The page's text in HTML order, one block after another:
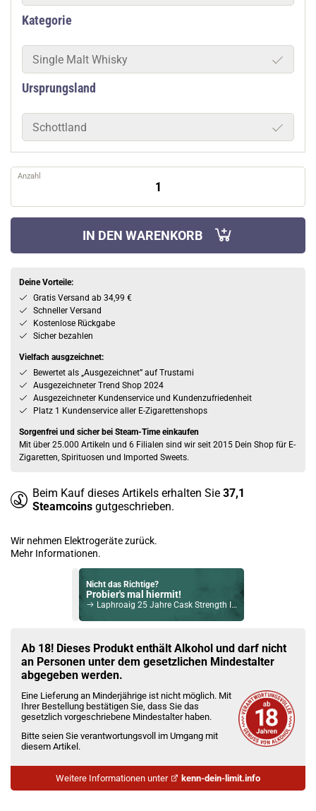
Kategorie
Single Malt Whisky
Ursprungsland
Schottland
Anzahl
IN DEN WARENKORB
Deine Vorteile:
Gratis Versand ab 34,99 €
Schneller Versand
Kostenlose Rückgabe
Sicher bezahlen
Vielfach ausgzeichnet:
Bewertet als „Ausgezeichnet” auf Trustami
Ausgezeichneter Trend Shop 2024
Ausgezeichneter Kundenservice und Kundenzufriedenheit
Platz 1 Kundenservice aller E-Zigarettenshops
Sorgenfrei und sicher bei Steam-Time einkaufen
Mit über 25.000 Artikeln und 6 Filialen sind wir seit 2015 Dein Shop für E-
Zigaretten, Spirituosen und Imported Sweets.
Beim Kauf dieses Artikels erhalten Sie 37,1
Steamcoins gutgeschrieben.
Wir nehmen Elektrogeräte zurück.
Mehr Informationen.
Nicht das Richtige?
Probier's mal hiermit!
Laphroaig 25 Jahre Cask Strength Islay Single Malt Scotch 2020 GT LTD Whisky 49,8% Vol. 700ml
Check das mal!
Old St. Croix XO Legacy Reserve Rum 42% Vol. 700ml
Du willst Kröten sparen?
Schau mal hier!
Ijoy Luna 1,4ml 350mAh Pod System Kit Grün
Ab 18! Dieses Produkt enthält Alkohol und darf nicht
an Personen unter dem gesetzlichen Mindestalter
abgegeben werden.
Eine Lieferung an Minderjährige ist nicht möglich. Mit
Ihrer Bestellung bestätigen Sie, dass Sie das
gesetzlich vorgeschriebene Mindestalter haben.
Bitte seien Sie verantwortungsvoll im Umgang mit
diesem Artikel.
Weitere Informationen unter kenn-dein-limit.info